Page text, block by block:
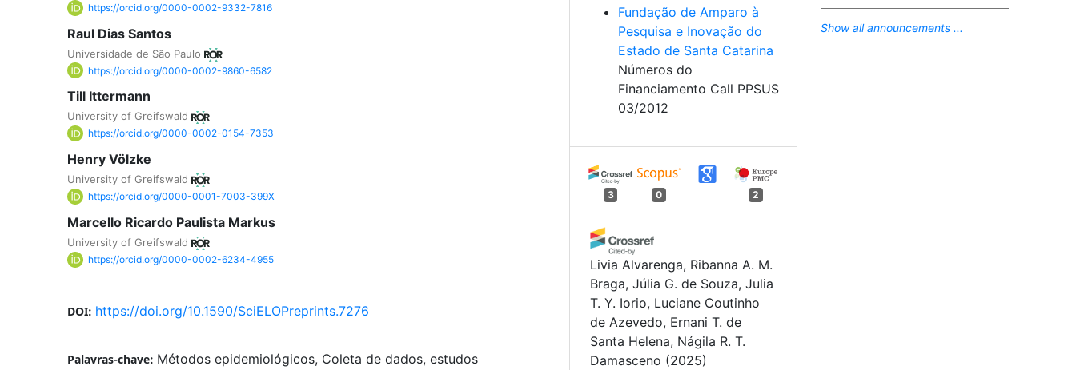
https://orcid.org/0000-0002-9332-7816
Raul Dias Santos
Universidade de São Paulo
https://orcid.org/0000-0002-9860-6582
Till Ittermann
University of Greifswald
https://orcid.org/0000-0002-0154-7353
Henry Völzke
University of Greifswald
https://orcid.org/0000-0001-7003-399X
Marcello Ricardo Paulista Markus
University of Greifswald
https://orcid.org/0000-0002-6234-4955
DOI: https://doi.org/10.1590/SciELOPreprints.7276
Palavras-chave: Métodos epidemiológicos, Coleta de dados, estudos
Fundação de Amparo à
Pesquisa e Inovação do
Estado de Santa Catarina
Números do
Financiamento Call PPSUS
03/2012
3 0 2
Livia Alvarenga, Ribanna A. M.
Braga, Júlia G. de Souza, Julia
T. Y. Iorio, Luciane Coutinho
de Azevedo, Ernani T. de
Santa Helena, Nágila R. T.
Damasceno (2025)
Show all announcements ...